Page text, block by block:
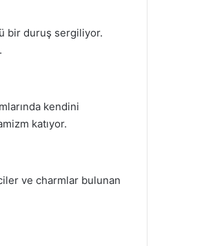
bir duruş sergiliyor.
kendini
katıyor.
ve charmlar bulunan